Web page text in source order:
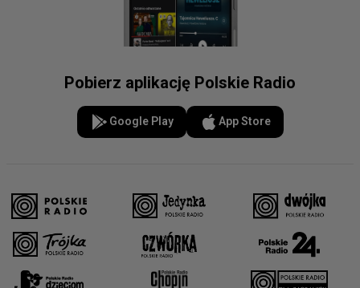
Pobierz aplikację Polskie Radio
Google Play App Store